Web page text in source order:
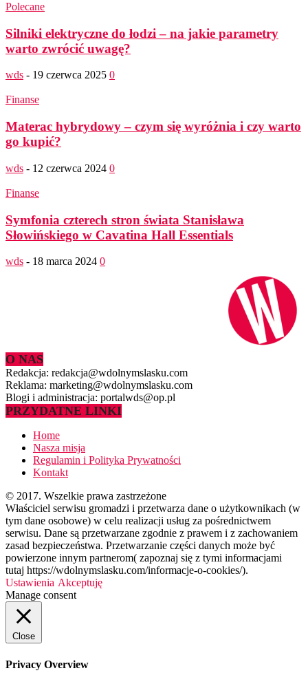
Polecane
Silniki elektryczne do łodzi – na jakie parametry
warto zwrócić uwagę?
wds - 19 czerwca 2025 0
Finanse
Materac hybrydowy – czym się wyróżnia i czy warto
go kupić?
wds - 12 czerwca 2024 0
Finanse
Symfonia czterech stron świata Stanisława
Słowińskiego w Cavatina Hall Essentials
wds - 18 marca 2024 0
O NAS
Redakcja: redakcja@wdolnymslasku.com
Reklama: marketing@wdolnymslasku.com
Blogi i administracja: portalwds@op.pl
PRZYDATNE LINKI
Home
Nasza misja
Regulamin i Polityka Prywatności
Kontakt
© 2017. Wszelkie prawa zastrzeżone
Właściciel serwisu gromadzi i przetwarza dane o użytkownikach (w
tym dane osobowe) w celu realizacji usług za pośrednictwem
serwisu. Dane są przetwarzane zgodnie z prawem i z zachowaniem
zasad bezpieczeństwa. Przetwarzanie części danych może być
powierzone innym partnerom( zapoznaj się z tymi informacjami
tutaj https://wdolnymslasku.com/informacje-o-cookies/).
Ustawienia Akceptuję
Manage consent
Close
Privacy Overview